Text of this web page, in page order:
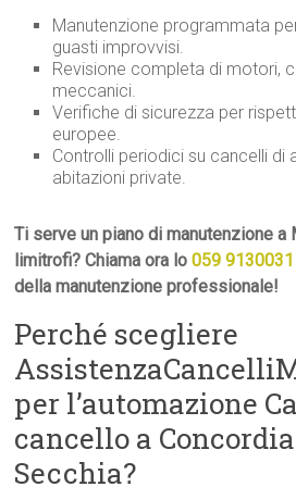
Manutenzione programmata
guasti improvvisi.
Revisione completa di motori,
meccanici.
Verifiche di sicurezza per
europee.
Controlli periodici su cancelli di
abitazioni private.
Ti serve un piano di manutenzione a
limitrofi? Chiama ora lo059 9130031
della manutenzione professionale!
Perché scegliere
per l’automazione
cancello a
Secchia?